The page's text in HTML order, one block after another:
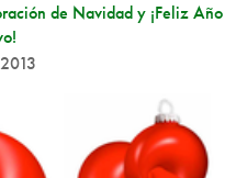
de Navidad y ¡Feliz Año